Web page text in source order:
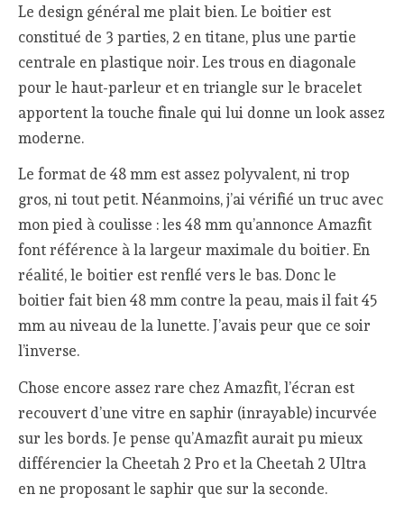
Le design général me plait bien. Le boitier est
constitué de 3 parties, 2 en titane, plus une partie
centrale en plastique noir. Les trous en diagonale
pour le haut-parleur et en triangle sur le bracelet
apportent la touche finale qui lui donne un look assez
moderne.
Le format de 48 mm est assez polyvalent, ni trop
gros, ni tout petit. Néanmoins, j’ai vérifié un truc avec
mon pied à coulisse : les 48 mm qu’annonce Amazfit
font référence à la largeur maximale du boitier. En
réalité, le boitier est renflé vers le bas. Donc le
boitier fait bien 48 mm contre la peau, mais il fait 45
mm au niveau de la lunette. J’avais peur que ce soir
l’inverse.
Chose encore assez rare chez Amazfit, l’écran est
recouvert d’une vitre en saphir (inrayable) incurvée
sur les bords. Je pense qu’Amazfit aurait pu mieux
différencier la Cheetah 2 Pro et la Cheetah 2 Ultra
en ne proposant le saphir que sur la seconde.